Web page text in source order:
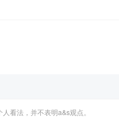
看法，并不表明a&s观点。